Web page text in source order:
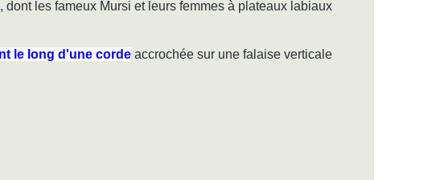
dont les fameux Mursi et leurs femmes à plateaux labiaux
le long d'une corde accrochée sur une falaise verticale